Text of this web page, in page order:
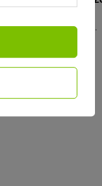
179,00 zł /